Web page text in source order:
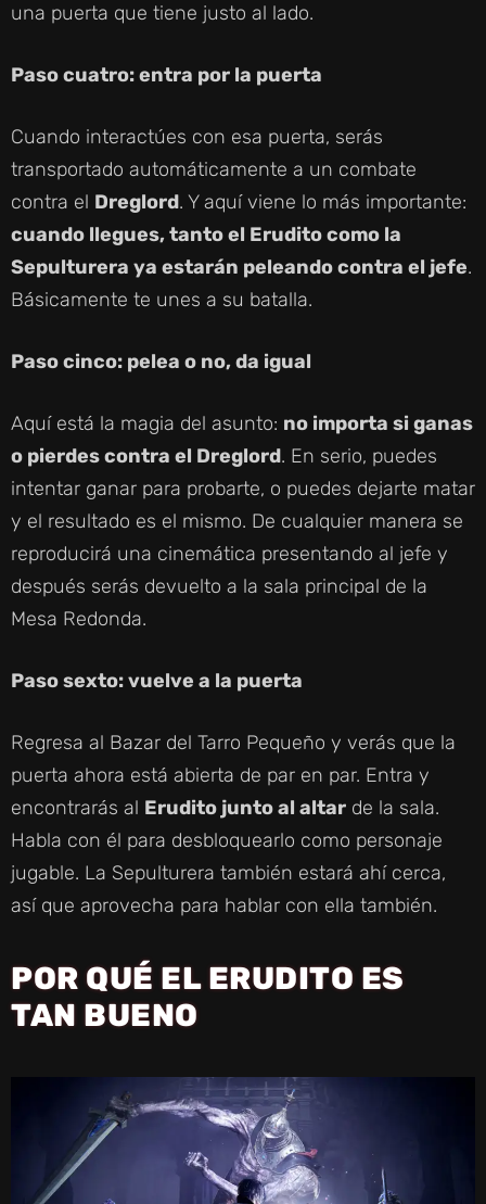
una puerta que tiene justo al lado.
Paso cuatro: entra por la puerta
Cuando interactúes con esa puerta, serás
transportado automáticamente a un combate
contra el Dreglord. Y aquí viene lo más importante:
cuando llegues, tanto el Erudito como la
Sepulturera ya estarán peleando contra el jefe.
Básicamente te unes a su batalla.
Paso cinco: pelea o no, da igual
Aquí está la magia del asunto: no importa si ganas
o pierdes contra el Dreglord. En serio, puedes
intentar ganar para probarte, o puedes dejarte matar
y el resultado es el mismo. De cualquier manera se
reproducirá una cinemática presentando al jefe y
después serás devuelto a la sala principal de la
Mesa Redonda.
Paso sexto: vuelve a la puerta
Regresa al Bazar del Tarro Pequeño y verás que la
puerta ahora está abierta de par en par. Entra y
encontrarás al Erudito junto al altar de la sala.
Habla con él para desbloquearlo como personaje
jugable. La Sepulturera también estará ahí cerca,
así que aprovecha para hablar con ella también.
POR QUÉ EL ERUDITO ES
TAN BUENO